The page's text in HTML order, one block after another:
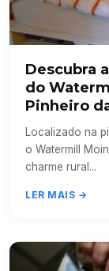
Descubra
do
Pinheiro
Localizado na
o Watermill
charme rural...
LER MAIS →